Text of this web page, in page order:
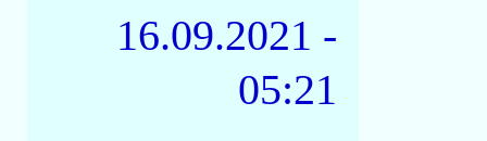
16.09.2021 -
05:21